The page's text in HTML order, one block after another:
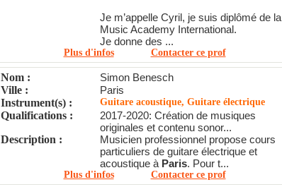
Je m’appelle Cyril, je suis diplômé de la
Music Academy International.
Je donne des ...
Plus d'infos Contacter ce prof
Nom :
Simon Benesch
Ville :
Paris
Instrument(s) :
Guitare acoustique, Guitare électrique
Qualifications :
2017-2020: Création de musiques
originales et contenu sonor...
Description :
Musicien professionnel propose cours
particuliers de guitare électrique et
acoustique à Paris. Pour t...
Plus d'infos Contacter ce prof